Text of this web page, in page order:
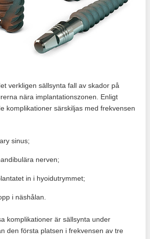
verkligen sällsynta fall av skador på
nära implantationszonen. Enligt
komplikationer särskiljas med frekvensen
sinus;
nerven;
in i hyoidutrymmet;
i näshålan.
komplikationer är sällsynta under
den första platsen i frekvensen av tre